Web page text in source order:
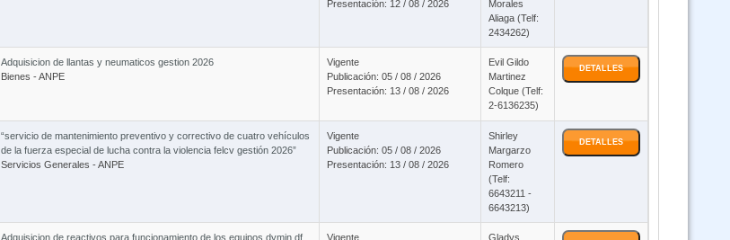
Presentación: 12 / 08 / 2026
Morales
Aliaga (Telf:
2434262)
Adquisicion de llantas y neumaticos gestion 2026
Bienes - ANPE
Vigente
Publicación: 05 / 08 / 2026
Presentación: 13 / 08 / 2026
Evil Gildo
Martinez
Colque (Telf:
2-6136235)
DETALLES
“servicio de mantenimiento preventivo y correctivo de cuatro vehículos
de la fuerza especial de lucha contra la violencia felcv gestión 2026”
Servicios Generales - ANPE
Vigente
Publicación: 05 / 08 / 2026
Presentación: 13 / 08 / 2026
Shirley
Margarzo
Romero
(Telf:
6643211 -
6643213)
DETALLES
Adquisicion de reactivos para funcionamiento de los equipos dymin df Vigente Gladys